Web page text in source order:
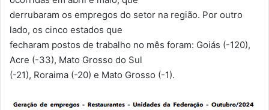
derrubaram os empregos do setor na região. Por outro
lado, os cinco estados que
fecharam postos de trabalho no mês foram: Goiás (-120),
Acre (-33), Mato Grosso do Sul
(-21), Roraima (-20) e Mato Grosso (-1).